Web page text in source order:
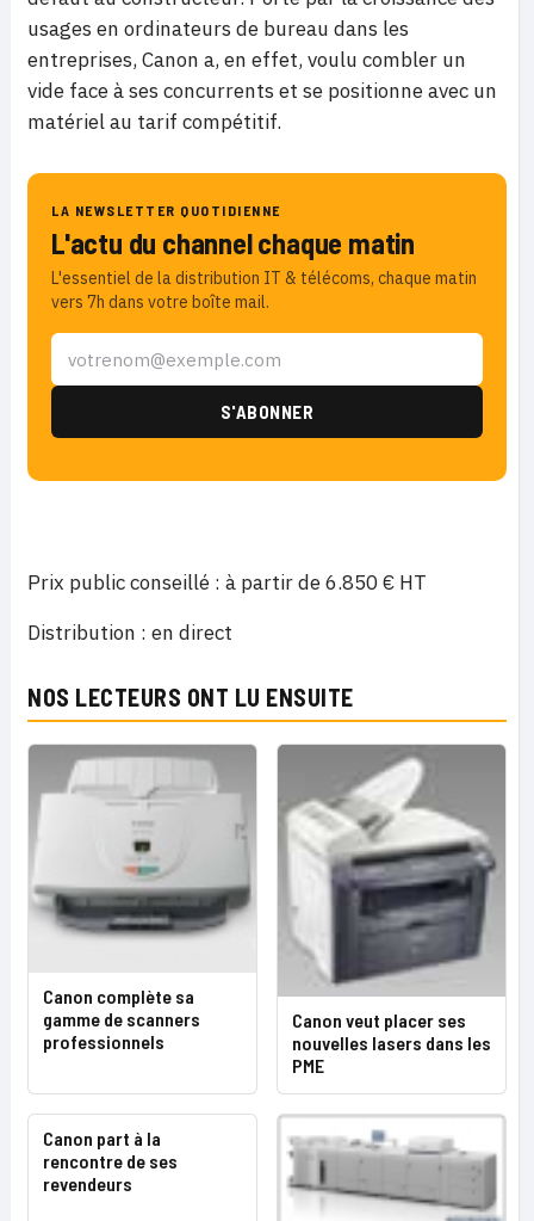
usages en ordinateurs de bureau dans les
entreprises, Canon a, en effet, voulu combler un
vide face à ses concurrents et se positionne avec un
matériel au tarif compétitif.
LA NEWSLETTER QUOTIDIENNE
L'actu du channel chaque matin
L'essentiel de la distribution IT & télécoms, chaque matin
vers 7h dans votre boîte mail.
Prix public conseillé : à partir de 6.850 € HT
Distribution : en direct
NOS LECTEURS ONT LU ENSUITE
Canon complète sa
gamme de scanners
professionnels
Canon veut placer ses
nouvelles lasers dans les
PME
Canon part à la
rencontre de ses
revendeurs